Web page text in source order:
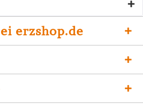
erzshop.de